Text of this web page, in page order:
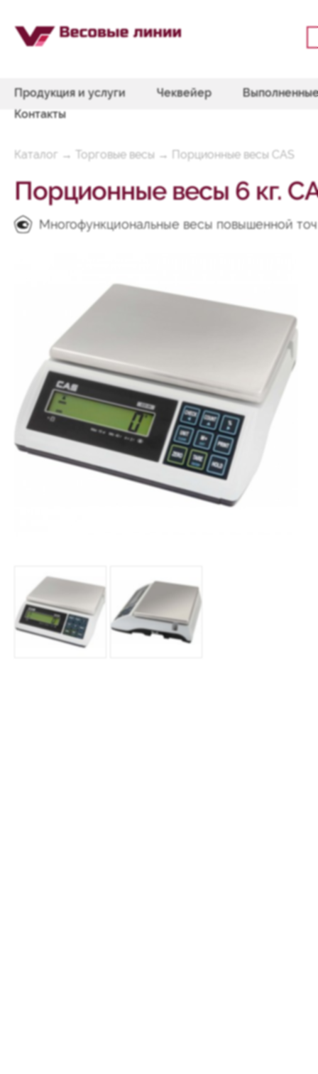
Продукция и услуги Чеквейер
Контакты
Каталог → Торговые весы → Порционные весы CAS
Порционные весы 6 кг.
Многофункциональные весы повышенной